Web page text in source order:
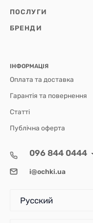
ПОСЛУГИ
БРЕНДИ
ІНФОРМАЦІЯ
Оплата та доставка
Гарантія та повернення
Статті
Публічна оферта
096 844 0444
i@ochki.ua